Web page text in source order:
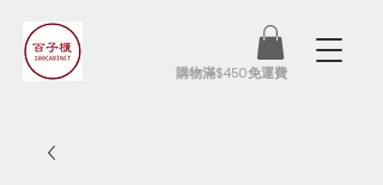
​購物滿$450免運費